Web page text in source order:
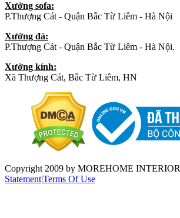
Xưởng sofa:
P.Thượng Cát - Quận Bắc Từ Liêm - Hà Nội
Xưởng đá:
P.Thượng Cát - Quận Bắc Từ Liêm - Hà Nội.
Xưởng kính:
Xã Thượng Cát, Bắc Từ Liêm, HN
Copyright 2009 by MOREHOME INTERIOR
Statement|Terms Of Use